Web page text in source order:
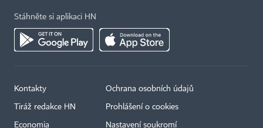
Stáhněte si aplikaci HN
Kontakty
Tiráž redakce HN
Economia
Ochrana osobních údajů
Prohlášení o cookies
Nastavení soukromí